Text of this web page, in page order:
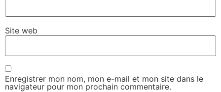
Site web
Enregistrer mon nom, mon e-mail et mon site dans le
navigateur pour mon prochain commentaire.